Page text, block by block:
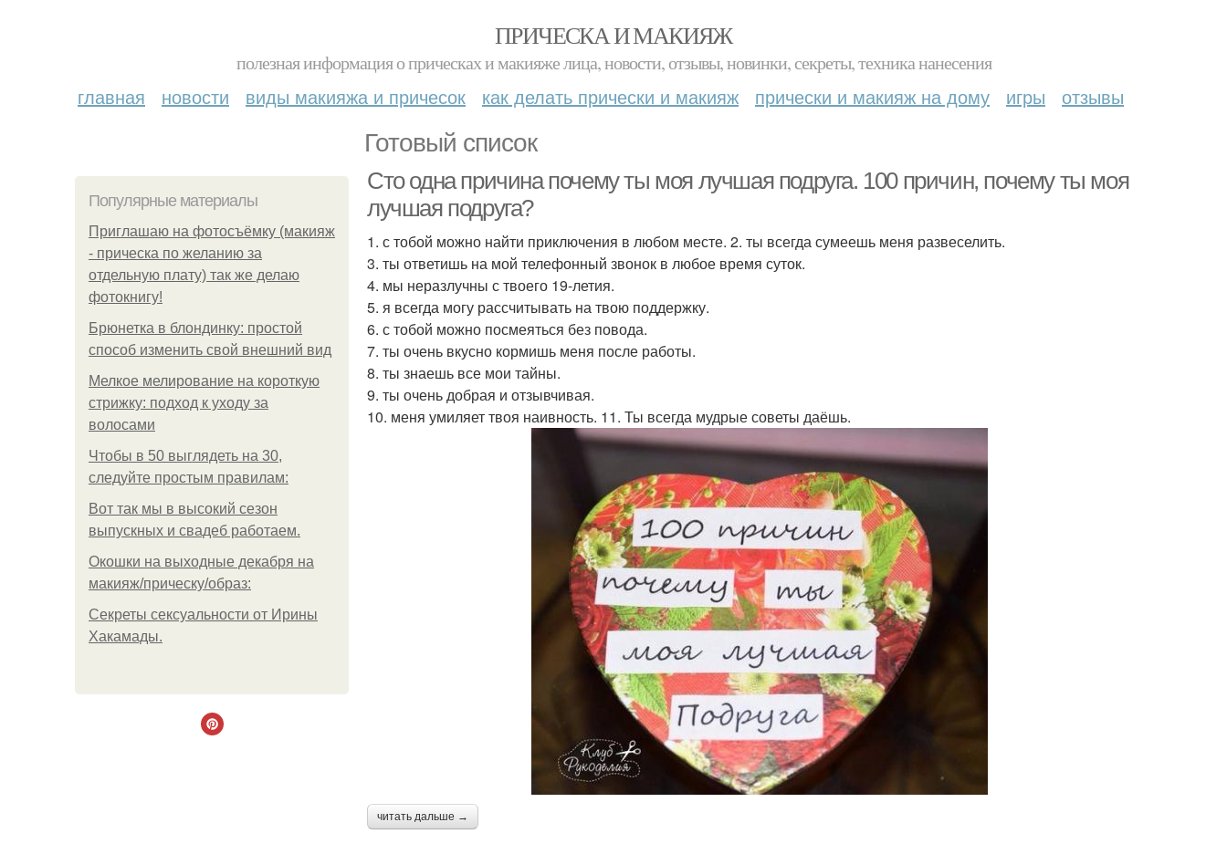
ПРИЧЕСКА И МАКИЯЖ
полезная информация о прическах и макияже лица, новости, отзывы, новинки, секреты, техника нанесения
главная новости виды макияжа и причесок как делать прически и макияж прически и макияж на дому игры отзывы
Готовый список
Популярные материалы
Приглашаю на фотосъёмку (макияж
- прическа по желанию за
отдельную плату) так же делаю
фотокнигу!
Брюнетка в блондинку: простой
способ изменить свой внешний вид
Мелкое мелирование на короткую
стрижку: подход к уходу за
волосами
Чтобы в 50 выглядеть на 30,
следуйте простым правилам:
Вот так мы в высокий сезон
выпускных и свадеб работаем.
Окошки на выходные декабря на
макияж/прическу/образ:
Секреты сексуальности от Ирины
Хакамады.
Сто одна причина почему ты моя лучшая подруга. 100 причин, почему ты моя
лучшая подруга?
1. с тобой можно найти приключения в любом месте. 2. ты всегда сумеешь меня развеселить.
3. ты ответишь на мой телефонный звонок в любое время суток.
4. мы неразлучны с твоего 19-летия.
5. я всегда могу рассчитывать на твою поддержку.
6. с тобой можно посмеяться без повода.
7. ты очень вкусно кормишь меня после работы.
8. ты знаешь все мои тайны.
9. ты очень добрая и отзывчивая.
10. меня умиляет твоя наивность. 11. Ты всегда мудрые советы даёшь.
читать дальше →